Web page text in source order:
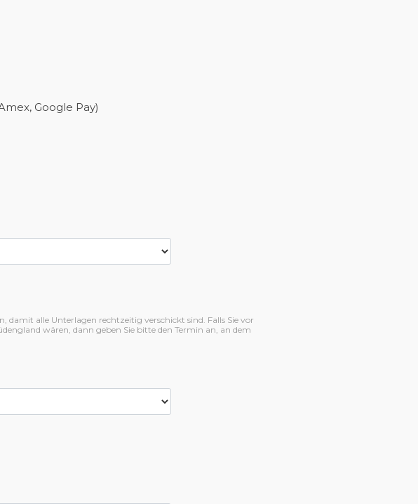
Google Pay)
damit alle Unterlagen rechtzeitig verschickt sind. Falls Sie vor
wären, dann geben Sie bitte den Termin an, an dem